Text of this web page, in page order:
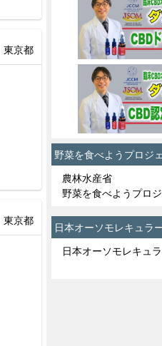
東京都
東京都
野菜を食べようプロジ
農林水産省
野菜を食べようプロ
日本オーソモレキュラ
日本オーソモレキュ